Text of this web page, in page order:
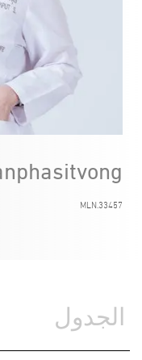
MLN.33457
الجدول